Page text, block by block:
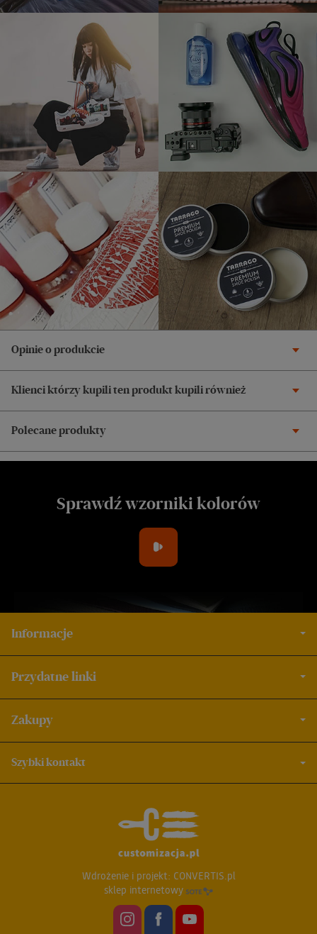
Opinie o produkcie
Klienci którzy kupili ten produkt kupili również
Polecane produkty
Sprawdź wzorniki kolorów
Informacje
Przydatne linki
Zakupy
Szybki kontakt
Wdrożenie i projekt: CONVERTIS.pl
sklep internetowy